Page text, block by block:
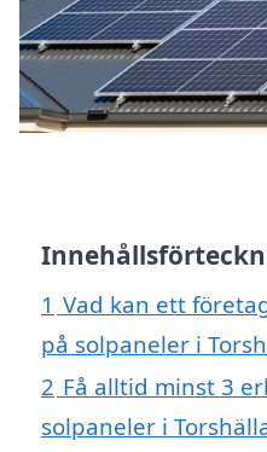
1 Vad kan ett
på solpaneler i
2 Få alltid minst 3
solpaneler i